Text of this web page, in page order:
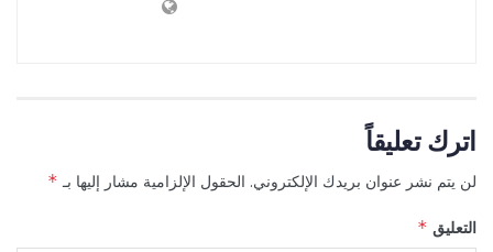
اترك تعليقاً
لن يتم نشر عنوان بريدك الإلكتروني. الحقول الإلزامية مشار إليها بـ *
التعليق *